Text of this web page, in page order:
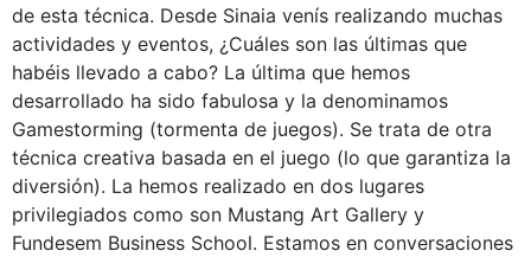
de esta técnica. Desde Sinaia venís realizando muchas
actividades y eventos, ¿Cuáles son las últimas que
habéis llevado a cabo? La última que hemos
desarrollado ha sido fabulosa y la denominamos
Gamestorming (tormenta de juegos). Se trata de otra
técnica creativa basada en el juego (lo que garantiza la
diversión). La hemos realizado en dos lugares
privilegiados como son Mustang Art Gallery y
Fundesem Business School. Estamos en conversaciones